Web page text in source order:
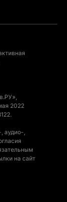
2022
аудио-,
на сайт